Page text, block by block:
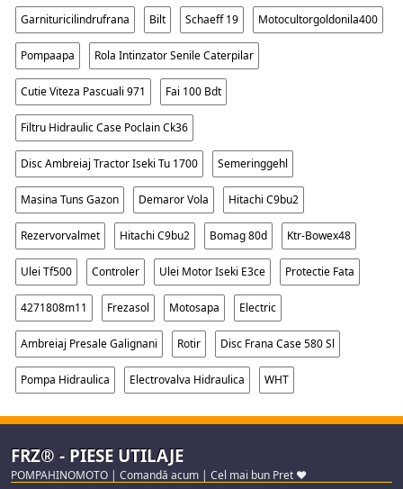
Garnituricilindrufrana Bilt Schaeff 19 Motocultorgoldonila400
Pompaapa Rola Intinzator Senile Caterpilar
Cutie Viteza Pascuali 971 Fai 100 Bdt
Filtru Hidraulic Case Poclain Ck36
Disc Ambreiaj Tractor Iseki Tu 1700 Semeringgehl
Masina Tuns Gazon Demaror Vola Hitachi C9bu2
Rezervorvalmet Hitachi C9bu2 Bomag 80d Ktr-Bowex48
Ulei Tf500 Controler Ulei Motor Iseki E3ce Protectie Fata
4271808m11 Frezasol Motosapa Electric
Ambreiaj Presale Galignani Rotir Disc Frana Case 580 Sl
Pompa Hidraulica Electrovalva Hidraulica WHT
FRZ® - PIESE UTILAJE
POMPAHINOMOTO | Comandă acum | Cel mai bun Pret ♥